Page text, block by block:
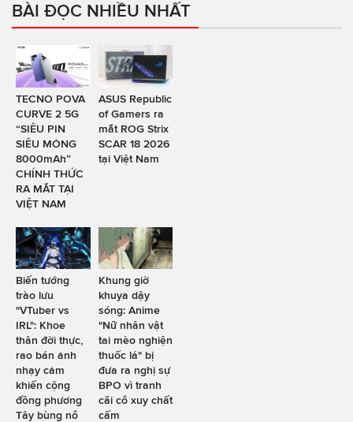
BÀI ĐỌC NHIỀU NHẤT
TECNO POVA
CURVE 2 5G
“SIÊU PIN
SIÊU MỎNG
8000mAh”
CHÍNH THỨC
RA MẮT TẠI
VIỆT NAM
ASUS Republic
of Gamers ra
mắt ROG Strix
SCAR 18 2026
tại Việt Nam
Biến tướng
trào lưu
"VTuber vs
IRL": Khoe
thân đời thực,
rao bán ảnh
nhạy cảm
khiến cộng
đồng phương
Tây bùng nổ
Khung giờ
khuya dậy
sóng: Anime
"Nữ nhân vật
tai mèo nghiện
thuốc lá" bị
đưa ra nghị sự
BPO vì tranh
cãi cổ xuy chất
cấm